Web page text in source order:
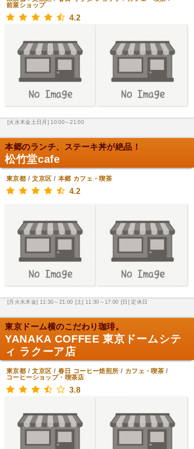
前菜ショップ
4.2
[火水木金土日月] 10:00～21:00
本郷のランチ、ステーキ丼が絶品！
松竹堂cafe
東京都 /文京区 / 本郷 カフェ・喫茶
4.2
[月火水木金] 11:30～21:00 [土] 11:30～17:00 [日] 定休日
東京ドーム横のこだわり珈琲。
YANAKA COFFEE 東京ドームシテ
ィ ラクーア店
東京都 /文京区 / 春日 コーヒー焙煎所 / カフェ・喫茶 /
コーヒーショップ・喫茶店
3.8